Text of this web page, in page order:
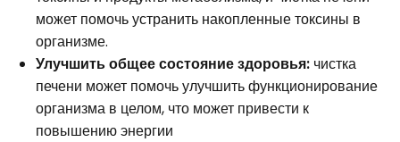
может помочь устранить накопленные токсины в
организме.
Улучшить общее состояние здоровья: чистка
печени может помочь улучшить функционирование
организма в целом, что может привести к
повышению энергии